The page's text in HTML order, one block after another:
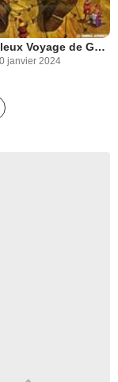
Le Merveilleux Voyage de Gulliver
janvier 2024